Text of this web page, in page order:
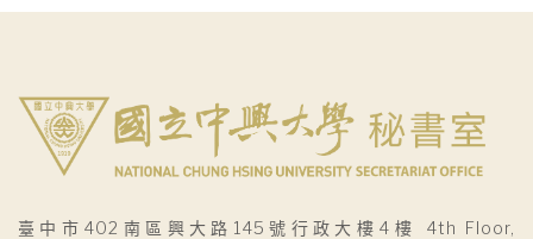
臺中市402南區興大路145號行政大樓4樓 4th Floor,